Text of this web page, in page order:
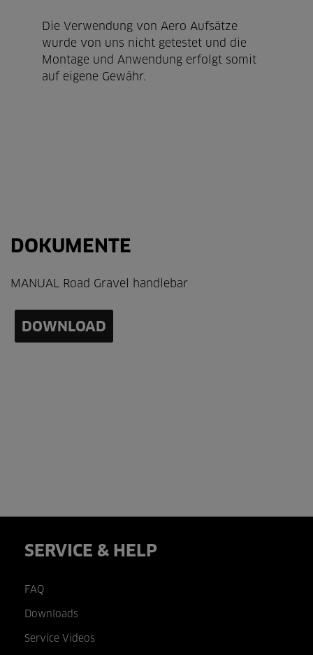
Die Verwendung von Aero Aufsätze
wurde von uns nicht getestet und die
Montage und Anwendung erfolgt somit
auf eigene Gewähr.
DOKUMENTE
MANUAL Road Gravel handlebar
DOWNLOAD
SERVICE & HELP
FAQ
Downloads
Service Videos